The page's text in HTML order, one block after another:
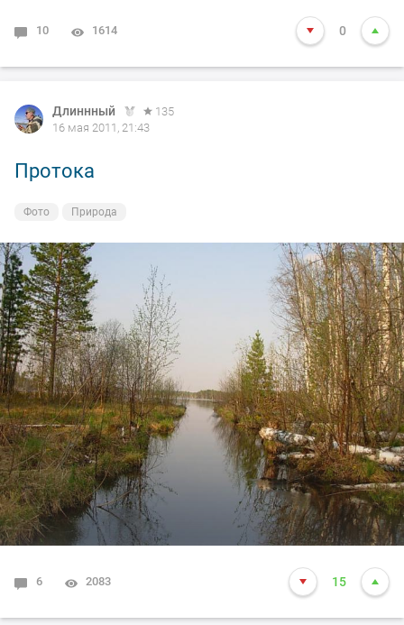
10 1614 0
Длиннный
135
16 мая 2011, 21:43
Протока
Фото Природа
6 2083 15